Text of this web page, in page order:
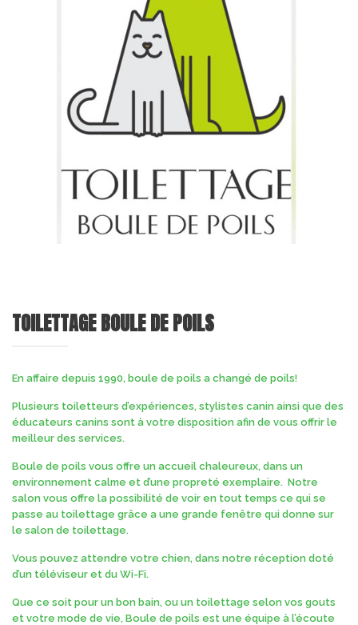
TOILETTAGE BOULE DE POILS
En affaire depuis 1990, boule de poils a changé de poils!
​Plusieurs toiletteurs d’expériences, stylistes canin ainsi que des
éducateurs canins sont à votre disposition afin de vous offrir le
meilleur des services.
​Boule de poils vous offre un accueil chaleureux, dans un
environnement calme et d’une propreté exemplaire. Notre
salon vous offre la possibilité de voir en tout temps ce qui se
passe au toilettage grâce a une grande fenêtre qui donne sur
le salon de toilettage.
​Vous pouvez attendre votre chien, dans notre réception doté
d’un téléviseur et du Wi-Fi.
​Que ce soit pour un bon bain, ou un toilettage selon vos gouts
et votre mode de vie, Boule de poils est une équipe à l’écoute